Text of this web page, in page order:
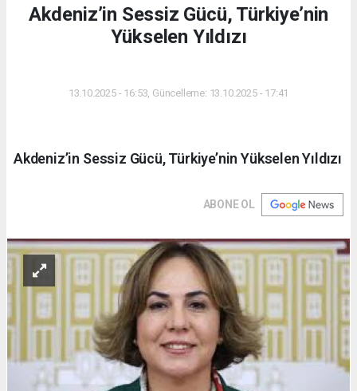
Akdeniz’in Sessiz Gücü, Türkiye’nin
Yükselen Yıldızı
13.10.2025 - 16:53, Güncelleme: 13.10.2025 - 17:41
Akdeniz’in Sessiz Gücü, Türkiye’nin Yükselen Yıldızı
ABONE OL